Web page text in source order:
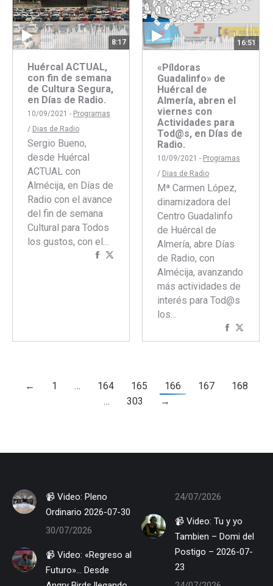
8:17
Huércal ACTUAL,
con fin de semana
de Cultura Segura,
en Días de Radio.
10/09/2021 - Programas
/ Dias de Radio
Sergio Bueno,
desde Huércal
ACTUAL con
Almécija, en Días de
Radio con el avance
del fin de semana
Cultural para Todos
los gustos, con el…
Compartir
16:51
«Píldoras
Guadalinfo» de
Huércal de
Almería, abren el
viernes con
Actividades para
Tod@s, en Días de
Radio.
10/09/2021 - Programas
/ Dias de Radio
Mª Carmen López,
dinamizadora del
Centro Guadalinfo
de Huércal de
Almería, abre Días
de Radio, con
Almécija, avanzando
más actividades de
interés para Tod@s
los…
Compartir
concon
← 1 … 164 165 166 167
168
…
303 →
📹 Video: Pleno
Ordinario 2026-07-30
30/07/2026
📹 Video: «Regreso al
Futuro»… Desde
24/07/2026
📹 Video: Tu y yo
Tambien – Domi del
Postigo – 2026-07-
23